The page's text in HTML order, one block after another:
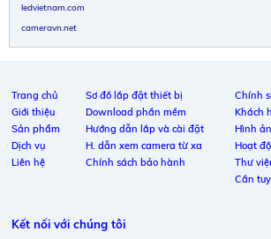
ledvietnam.com
cameravn.net
Trang chủ
Giới thiệu
Sản phẩm
Dịch vụ
Liên hệ
Sơ đồ lắp đặt thiết bị
Download phần mềm
Hướng dẫn lắp và cài đặt
H. dẫn xem camera từ xa
Chính sách bảo hành
Chính
Khách
Hình
Hoạt
Thư
Cần
Kết nối với chúng tôi